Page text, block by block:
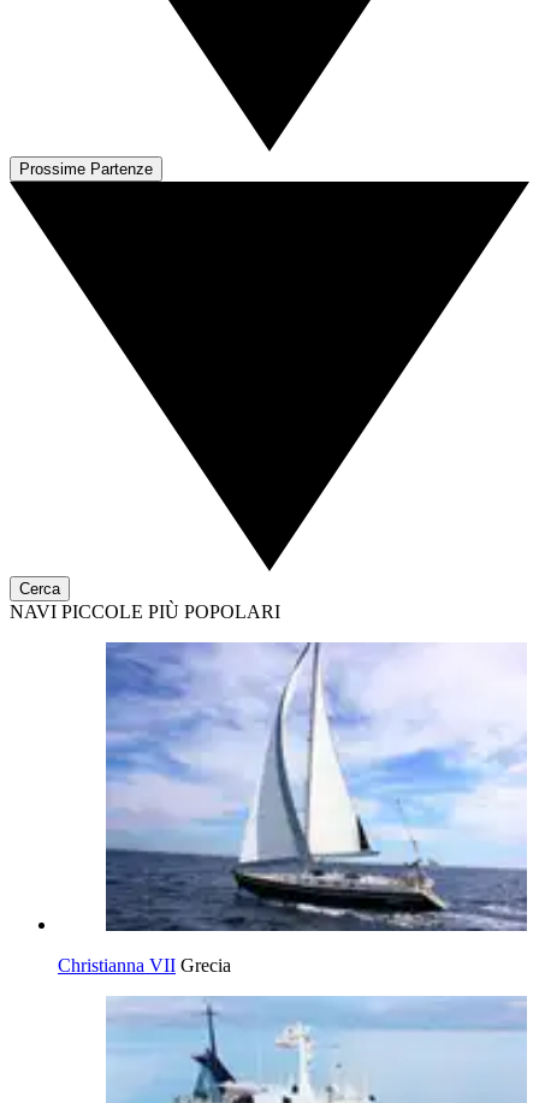
Prossime Partenze
Cerca
NAVI PICCOLE PIÙ POPOLARI
Christianna VII Grecia